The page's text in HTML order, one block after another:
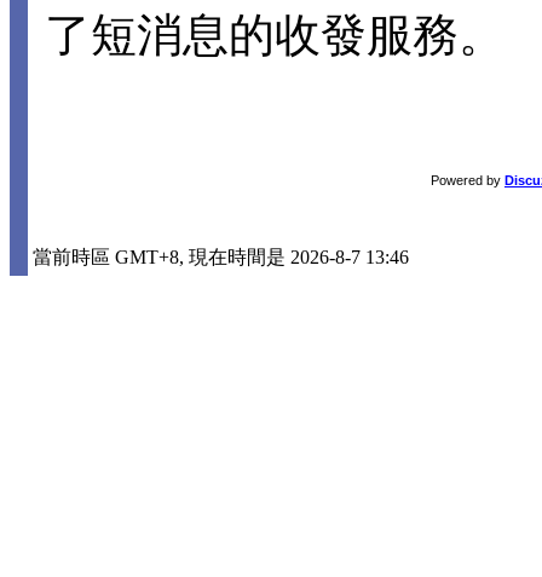
了短消息的收發服務。
Powered by
當前時區 GMT+8, 現在時間是 2026-8-7 13:46